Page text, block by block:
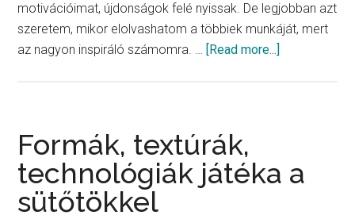
motivációimat, újdonságok felé nyissak. De legjobban azt
szeretem, mikor elolvashatom a többiek munkáját, mert
az nagyon inspiráló számomra. … [Read more...]
Formák, textúrák,
technológiák játéka a
sütőtökkel